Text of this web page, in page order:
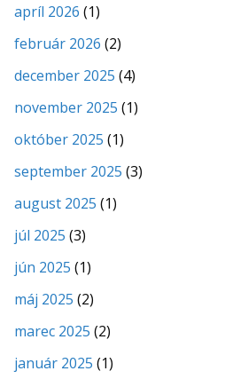
apríl 2026 (1)
február 2026 (2)
december 2025 (4)
november 2025 (1)
október 2025 (1)
september 2025 (3)
august 2025 (1)
júl 2025 (3)
jún 2025 (1)
máj 2025 (2)
marec 2025 (2)
január 2025 (1)